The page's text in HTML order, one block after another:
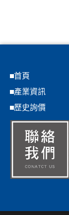
首頁
產業資訊
歷史詢價